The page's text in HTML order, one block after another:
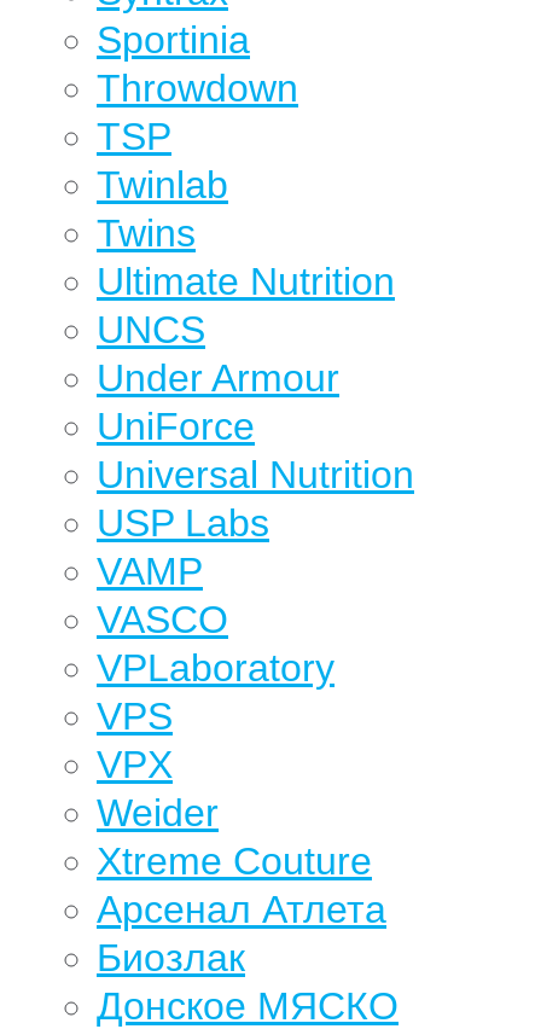
Sportinia
Throwdown
TSP
Twinlab
Twins
Ultimate Nutrition
UNCS
Under Armour
UniForce
Universal Nutrition
USP Labs
VAMP
VASCO
VPLaboratory
VPS
VPX
Weider
Xtreme Couture
Арсенал Атлета
Биозлак
Донское МЯСКО